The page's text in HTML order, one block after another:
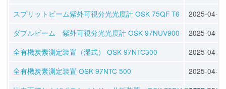
スプリットビーム紫外可視分光光度計 OSK 75QF T6
2025-04-24
ダブルビーム 紫外可視分光光度計 OSK 97NUV900
2025-04-30
全有機炭素測定装置（湿式） OSK 97NTC300
2025-04-30
全有機炭素測定装置 OSK 97NTC 500
2025-04-30